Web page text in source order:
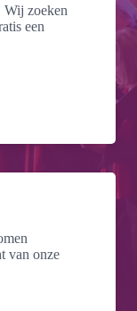
Wij zoeken
een
van onze